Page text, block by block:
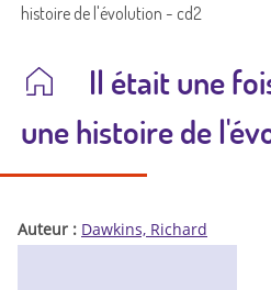
histoire de l'évolution - cd2
Il était une
une histoire de
Auteur : Dawkins, Richard